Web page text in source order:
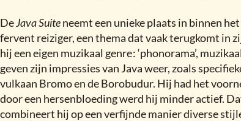
DeJava Suiteneemt een unieke plaats in binnen
fervent reiziger, een thema dat vaak terugkomt in
hij een eigen muzikaal genre:‘phonorama’,
geven zijn impressies van Java weer, zoals
vulkaan Bromo en de Borobudur. Hij had het
door een hersenbloeding werd hij minder actief.
combineert hij op een verfijnde manier diverse